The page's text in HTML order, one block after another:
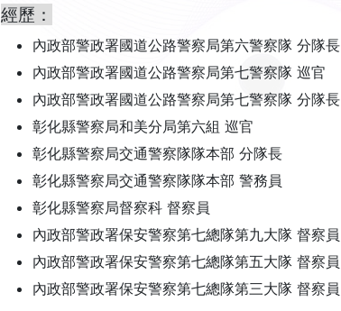
經歷：
內政部警政署國道公路警察局第六警察隊 分隊長
內政部警政署國道公路警察局第七警察隊 巡官
內政部警政署國道公路警察局第七警察隊 分隊長
彰化縣警察局和美分局第六組 巡官
彰化縣警察局交通警察隊隊本部 分隊長
彰化縣警察局交通警察隊隊本部 警務員
彰化縣警察局督察科 督察員
內政部警政署保安警察第七總隊第九大隊 督察員
內政部警政署保安警察第七總隊第五大隊 督察員
內政部警政署保安警察第七總隊第三大隊 督察員